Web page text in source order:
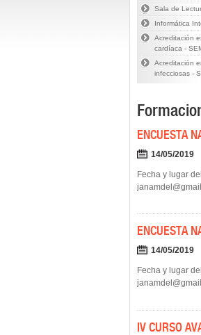
Sala de
Informática
Acreditación
cardíaca -
Acreditación
infecciosas -
ENCUESTA
14/05/2019
Fecha y lugar
ENCUESTA
14/05/2019
Fecha y lugar
IV CURSO